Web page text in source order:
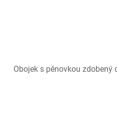
Obojek s pěnovkou